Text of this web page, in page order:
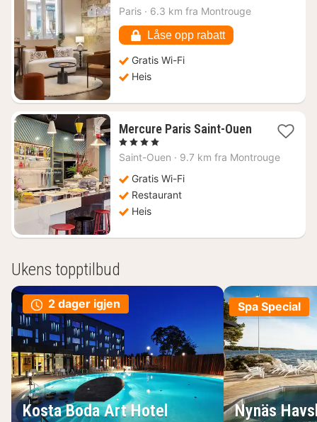
fra
3236
kr.
Paris · 6.3 km fra Montrouge
Låse opp rabatt
Gratis Wi-Fi
Heis
Mercure Paris Saint-Ouen
1
natt
778
kr.
, 4 Stjerner
Saint-Ouen · 9.7 km fra Montrouge
Gratis Wi-Fi
Restaurant
Heis
Ukens topptilbud
2 dager igjen
Kosta Boda Art Hotel
Spa Special
Nynäs